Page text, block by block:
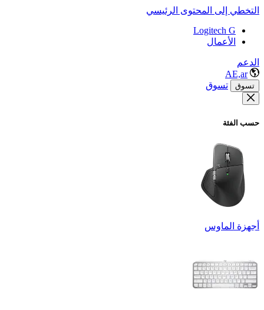
التخطي إلى المحتوى الرئيسي
Logitech G
الأعمال
الدعم
AE,ar
تسوق تسوق
حسب الفئة
أجهزة الماوس